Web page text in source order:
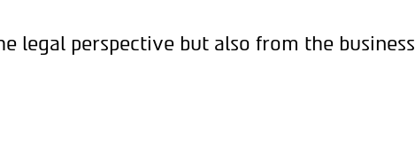
legal perspective but also from the business